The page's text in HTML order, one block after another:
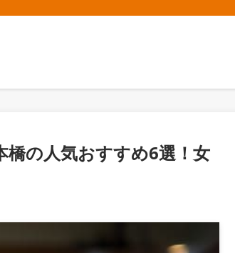
橋の人気おすすめ6選！女